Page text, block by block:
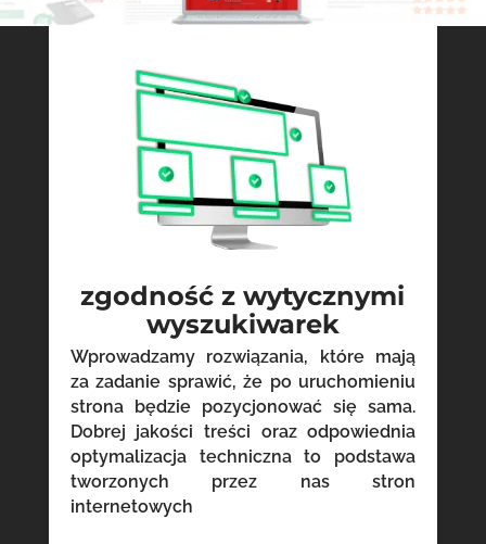
zgodność z wytycznymi
wyszukiwarek
Wprowadzamy rozwiązania, które mają
za zadanie sprawić, że po uruchomieniu
strona będzie pozycjonować się sama.
Dobrej jakości treści oraz odpowiednia
optymalizacja techniczna to podstawa
tworzonych przez nas stron
internetowych